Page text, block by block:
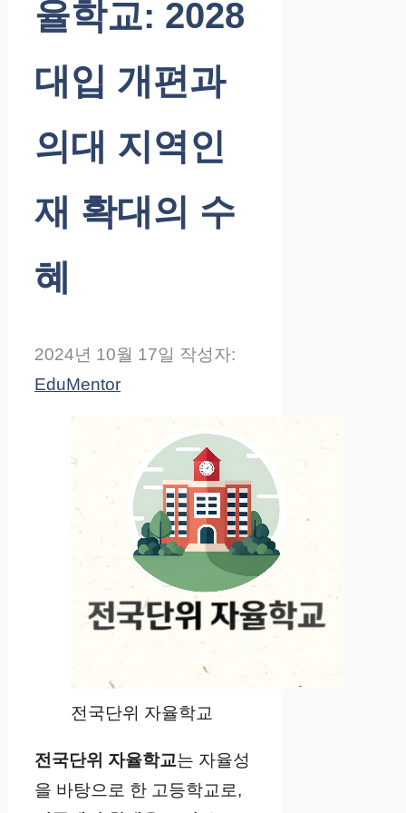
율학교: 2028
대입 개편과
의대 지역인
재 확대의 수
혜
2024년 10월 17일 작성자:
EduMentor
전국단위 자율학교
전국단위 자율학교는 자율성
을 바탕으로 한 고등학교로,